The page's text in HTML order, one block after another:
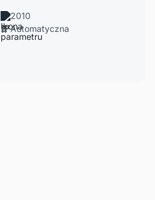
2010
Automatyczna